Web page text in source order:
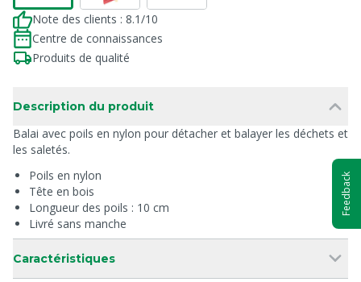
Note des clients : 8.1/10
Centre de connaissances
Produits de qualité
Description du produit
Balai avec poils en nylon pour détacher et balayer les déchets et
les saletés.
Poils en nylon
Tête en bois
Longueur des poils : 10 cm
Livré sans manche
Caractéristiques
Feedback